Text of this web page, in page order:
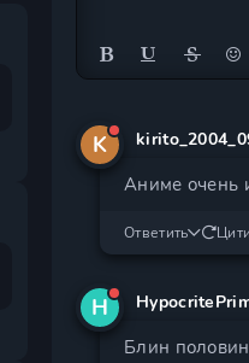
K
Аниме очень
Ответить
H
Блин